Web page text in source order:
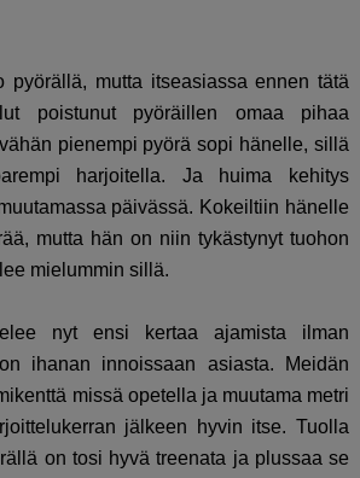
pyörällä, mutta itseasiassa ennen tätä
poistunut pyöräillen omaa pihaa
pienempi pyörä sopi hänelle, sillä
harjoitella. Ja huima kehitys
päivässä. Kokeiltiin hänelle
mutta hän on niin tykästynyt tuohon
mielummin sillä.
nyt ensi kertaa ajamista ilman
ihanan innoissaan asiasta. Meidän
missä opetella ja muutama metri
jälkeen hyvin itse. Tuolla
on tosi hyvä treenata ja plussaa se